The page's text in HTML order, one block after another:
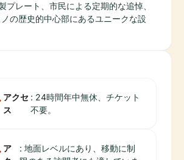
プレート、市民による定期的な追悼、
の歴史的中心部にあるユニークな設
アクセ
ス
: 24時間年中無休、チケット
不要。
ア
: 地面レベルにあり、移動に制